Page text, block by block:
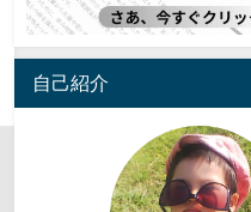
自己紹介